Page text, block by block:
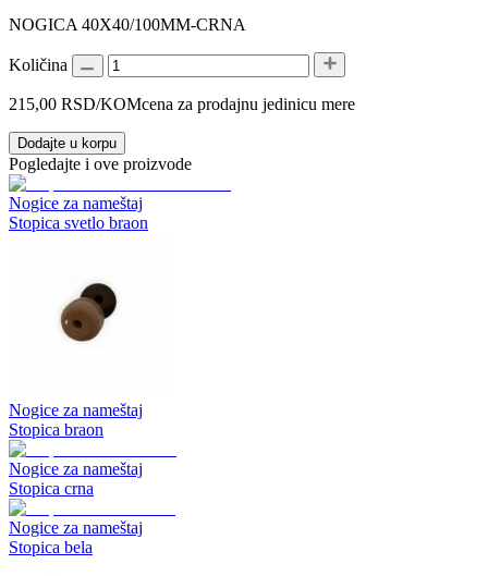
NOGICA 40X40/100MM-CRNA
Količina
215,00 RSD/KOMcena za prodajnu jedinicu mere
Dodajte u korpu
Pogledajte i ove proizvode
Nogice za nameštaj
Stopica svetlo braon
Nogice za nameštaj
Stopica braon
Nogice za nameštaj
Stopica crna
Nogice za nameštaj
Stopica bela